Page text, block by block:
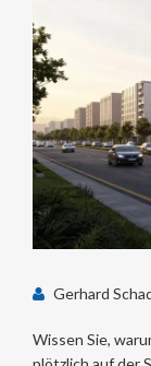
Gerhard
Wissen Sie,